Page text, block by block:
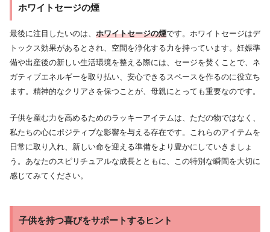
ホワイトセージの煙
最後に注目したいのは、 ホワイトセージの煙です。ホワイトセージはデ
トックス効果があるとされ、空間を浄化する力を持っています。妊娠準
備や出産後の新しい生活環境を整える際には、セージを焚くことで、ネ
ガティブエネルギーを取り払い、安心できるスペースを作るのに役立ち
ます。精神的なクリアさを保つことが、母親にとっても重要なのです。
子供を産む力を高めるためのラッキーアイテムは、ただの物ではなく、
私たちの心にポジティブな影響を与える存在です。これらのアイテムを
日常に取り入れ、新しい命を迎える準備をより豊かにしていきましょ
う。あなたのスピリチュアルな成長とともに、この特別な瞬間を大切に
感じてみてください。
子供を持つ喜びをサポートするヒント